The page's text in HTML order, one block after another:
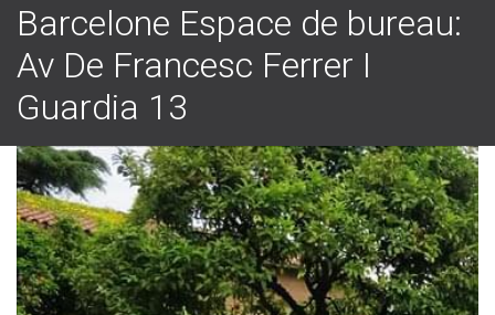
Barcelone Espace de bureau:
Av De Francesc Ferrer I
Guardia 13